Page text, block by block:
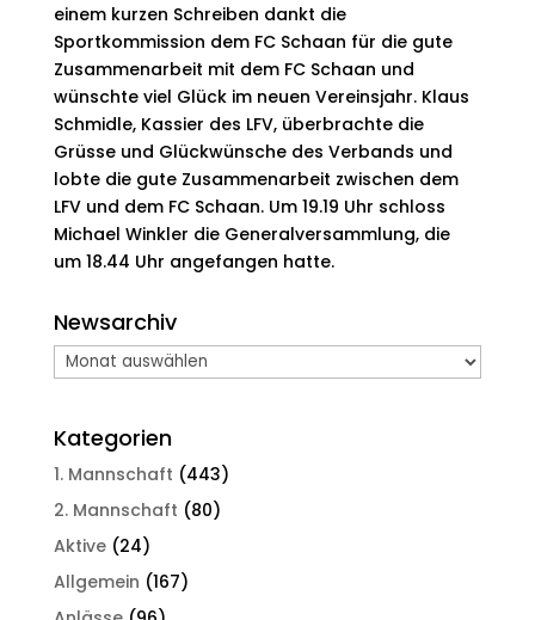
einem kurzen Schreiben dankt die
Sportkommission dem FC Schaan für die gute
Zusammenarbeit mit dem FC Schaan und
wünschte viel Glück im neuen Vereinsjahr. Klaus
Schmidle, Kassier des LFV, überbrachte die
Grüsse und Glückwünsche des Verbands und
lobte die gute Zusammenarbeit zwischen dem
LFV und dem FC Schaan. Um 19.19 Uhr schloss
Michael Winkler die Generalversammlung, die
um 18.44 Uhr angefangen hatte.
Newsarchiv
Newsarchiv
Kategorien
1. Mannschaft (443)
2. Mannschaft (80)
Aktive(24)
Allgemein (167)